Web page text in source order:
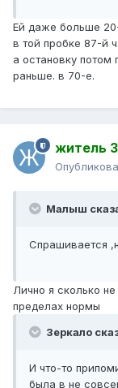
Ей даже больше
в той пробке 87-й
а остановку
раньше. в 70-е.
житель
Малыш
Спрашивается
Лично я сколько
пределах нормы
Зеркало
И что-то
была в не